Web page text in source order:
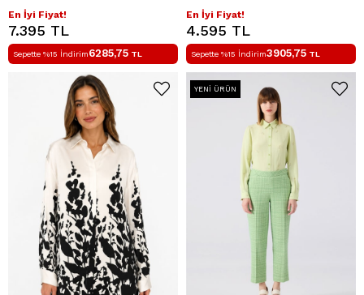
En İyi Fiyat!
7.395 TL
Sepette %15 İndirim6285,75 TL
En İyi Fiyat!
4.595 TL
Sepette %15 İndirim3905,75 TL
YENI ÜRÜN